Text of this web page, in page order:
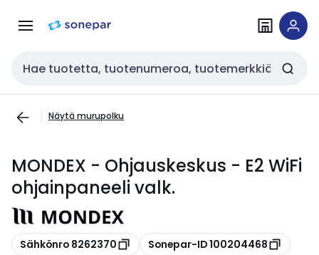
navigointiinsisältöön
Haku
Näytä murupolku
MONDEX - Ohjauskeskus - E2 WiFi
ohjainpaneeli valk.
Kopioi
Sähkönro 8262370 Kopioi
Sonepar-ID 100204468